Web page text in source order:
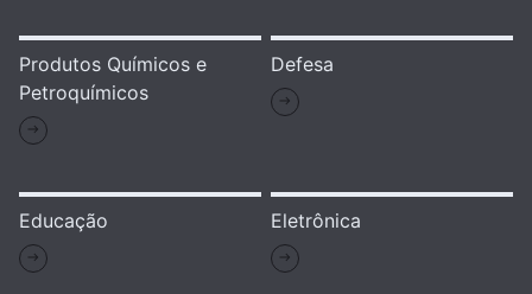
Produtos Químicos e
Petroquímicos
Defesa
Educação Eletrônica